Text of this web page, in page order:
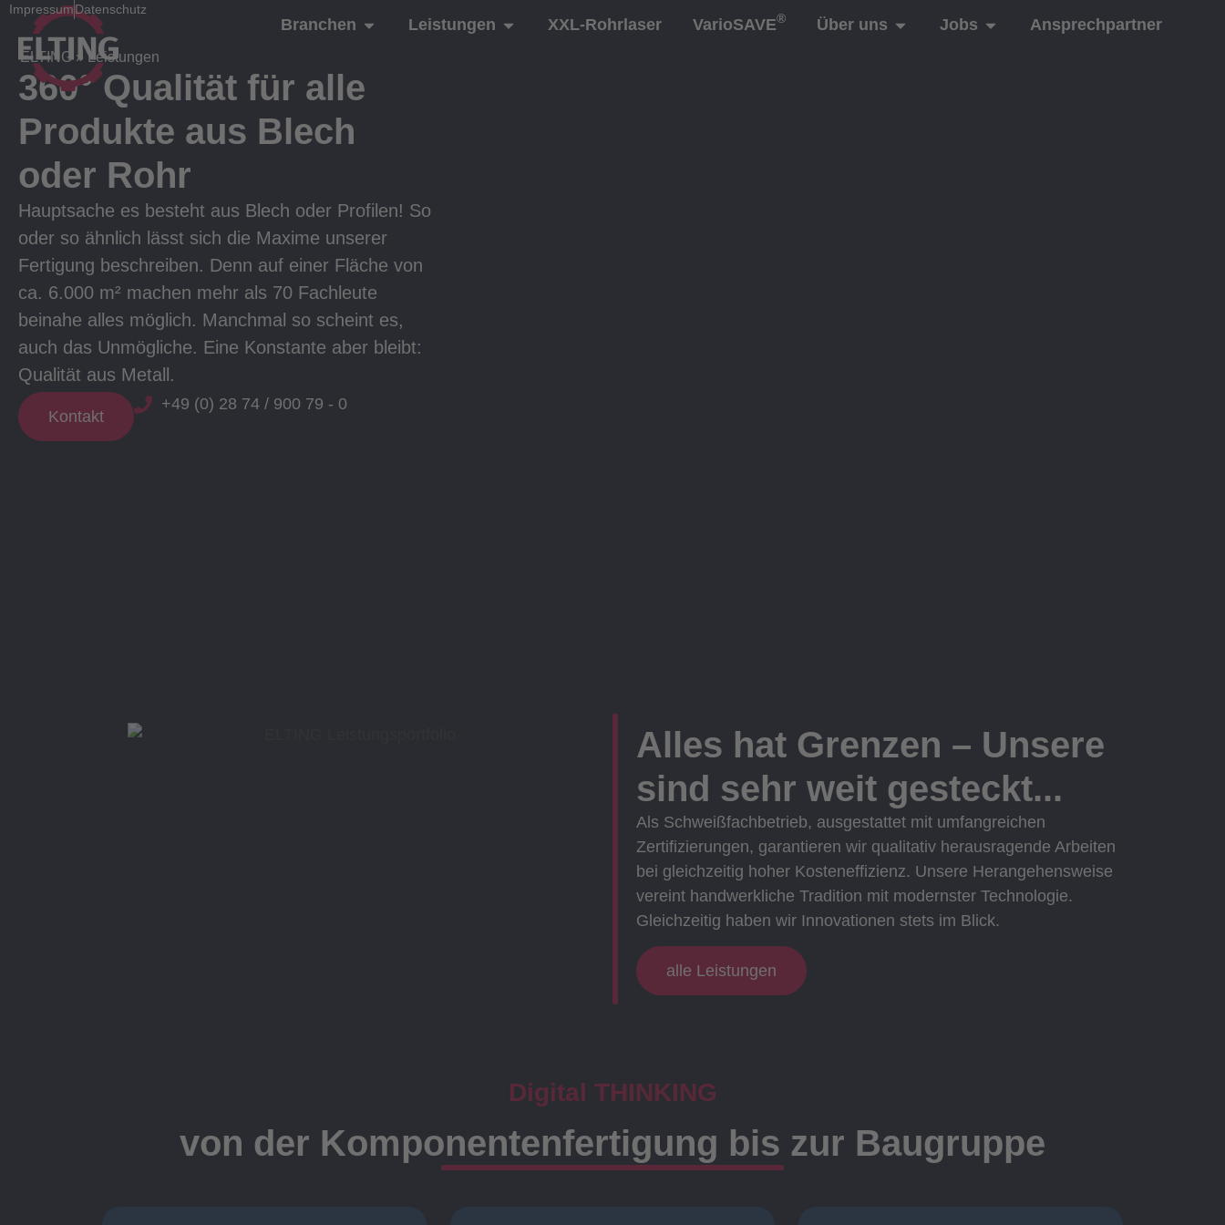
ImpressumDatenschutz
Branchen Leistungen XXL-Rohrlaser VarioSAVE® Über uns Jobs Ansprechpartner
ELTING»Leistungen
360° Qualität für alle
Produkte aus Blech
oder Rohr
Hauptsache es besteht aus Blech oder Profilen! So
oder so ähnlich lässt sich die Maxime unserer
Fertigung beschreiben. Denn auf einer Fläche von
ca. 6.000 m² machen mehr als 70 Fachleute
beinahe alles möglich. Manchmal so scheint es,
auch das Unmögliche. Eine Konstante aber bleibt:
Qualität aus Metall.
Kontakt
+49 (0) 28 74 / 900 79 - 0
Alles hat Grenzen – Unsere
sind sehr weit gesteckt...
Als Schweißfachbetrieb, ausgestattet mit umfangreichen
Zertifizierungen, garantieren wir qualitativ herausragende Arbeiten
bei gleichzeitig hoher Kosteneffizienz. Unsere Herangehensweise
vereint handwerkliche Tradition mit modernster Technologie.
Gleichzeitig haben wir Innovationen stets im Blick.
alle Leistungen
Digital THINKING
von der Komponentenfertigung bis zur Baugruppe